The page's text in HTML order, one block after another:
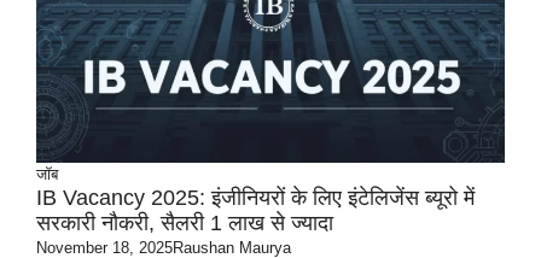
जॉब
IB Vacancy 2025: इंजीनियरों के लिए इंटेलिजेंस ब्यूरो में
सरकारी नौकरी, सैलरी 1 लाख से ज्यादा
November 18, 2025Raushan Maurya